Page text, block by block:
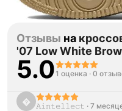
Отзывы на
'07 Low White
5.01 оценка · 0
 𝙰𝚒𝚗𝚝𝚎𝚕𝚕𝚎𝚌𝚝 · 7